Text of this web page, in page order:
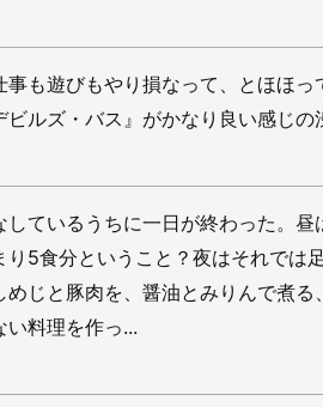
も遊びもやり損なって、とほほっ
ルズ・バス』がかなり良い感じの
ているうちに一日が終わった。昼
5食分ということ？夜はそれでは
じと豚肉を、醤油とみりんで煮る
い料理を作っ...